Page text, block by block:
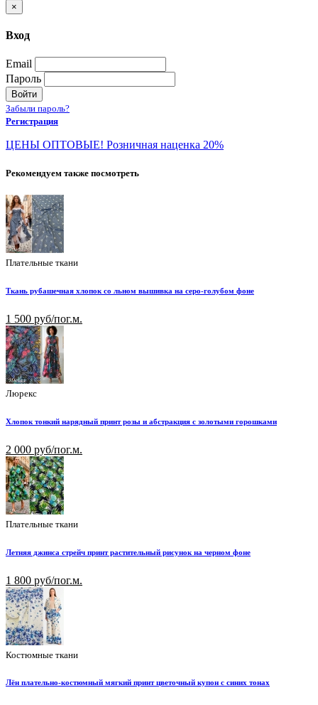
×
Вход
Email
Пароль
Войти
Забыли пароль?
Регистрация
ЦЕНЫ ОПТОВЫЕ! Розничная наценка 20%
Рекомендуем также посмотреть
Плательные ткани
Ткань рубашечная хлопок со льном вышивка на серо-голубом фоне
1 500 руб/пог.м.
Люрекс
Хлопок тонкий нарядный принт розы и абстракция с золотыми горошками
2 000 руб/пог.м.
Плательные ткани
Летняя джинса стрейч принт растительный рисунок на черном фоне
1 800 руб/пог.м.
Костюмные ткани
Лён плательно-костюмный мягкий принт цветочный купон с синих тонах